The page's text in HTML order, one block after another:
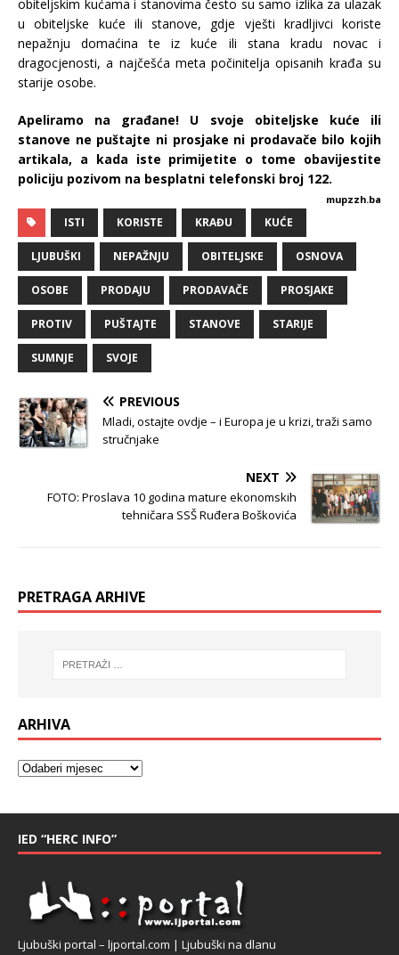
obiteljskim kućama i stanovima često su samo izlika za ulazak
u obiteljske kuće ili stanove, gdje vješti kradljivci koriste
nepažnju domaćina te iz kuće ili stana kradu novac i
dragocjenosti, a najčešća meta počinitelja opisanih krađa su
starije osobe.
Apeliramo na građane! U svoje obiteljske kuće ili
stanove ne puštajte ni prosjake ni prodavače bilo kojih
artikala, a kada iste primijetite o tome obavijestite
policiju pozivom na besplatni telefonski broj 122.
mupzzh.ba
ISTI KORISTE KRAĐU KUĆE
LJUBUŠKI NEPAŽNJU OBITELJSKE OSNOVA
OSOBE PRODAJU PRODAVAČE PROSJAKE
PROTIV PUŠTAJTE STANOVE STARIJE
SUMNJE SVOJE
PREVIOUS
Mladi, ostajte ovdje – i Europa je u krizi, traži samo
stručnjake
NEXT
FOTO: Proslava 10 godina mature ekonomskih
tehničara SSŠ Ruđera Boškovića
PRETRAGA ARHIVE
ARHIVA
IED “HERC INFO”
Ljubuški portal – ljportal.com | Ljubuški na dlanu